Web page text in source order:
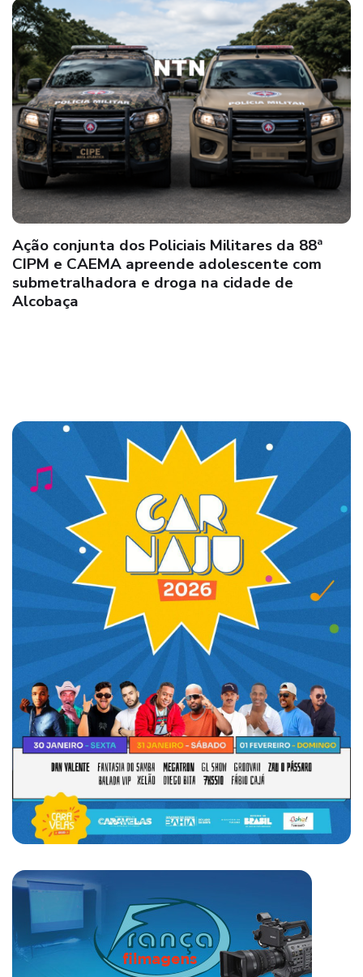
89ª CIPM: Guarnição do PETO apreende drogas
na comunidade de Argolo, em Nova Viçosa;
suspeitos atiram contra os policiais e
conseguem fugir